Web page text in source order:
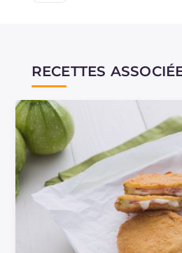
L'édam est assez salé et,
donnera la bonne touche,
jamais de sel dans la recette :
vous pouvez ajouter à la fin
en surface !
RECETTES